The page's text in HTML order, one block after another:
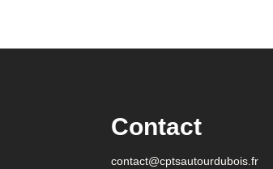
Contact
contact@cptsautourdubois.fr